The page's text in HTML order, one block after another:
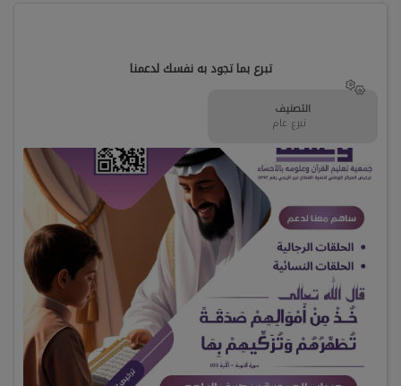
تبرع بما تجود به نفسك لدعمنا
التصنيف
تبرع عام